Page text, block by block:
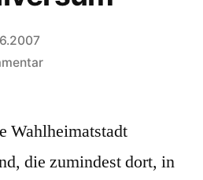
zu
Wahlheimatstadt
die zumindest dort, in